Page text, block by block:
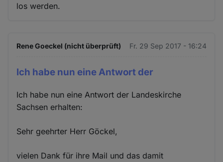
los werden.
Rene Goeckel (nicht überprüft) Fr. 29 Sep 2017 - 16:24
Ich habe nun eine Antwort der
Ich habe nun eine Antwort der Landeskirche
Sachsen erhalten:
Sehr geehrter Herr Göckel,
vielen Dank für ihre Mail und das damit